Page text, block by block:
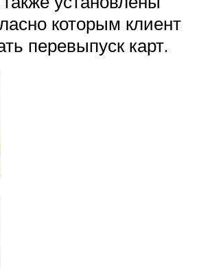
которым клиент
перевыпуск карт.